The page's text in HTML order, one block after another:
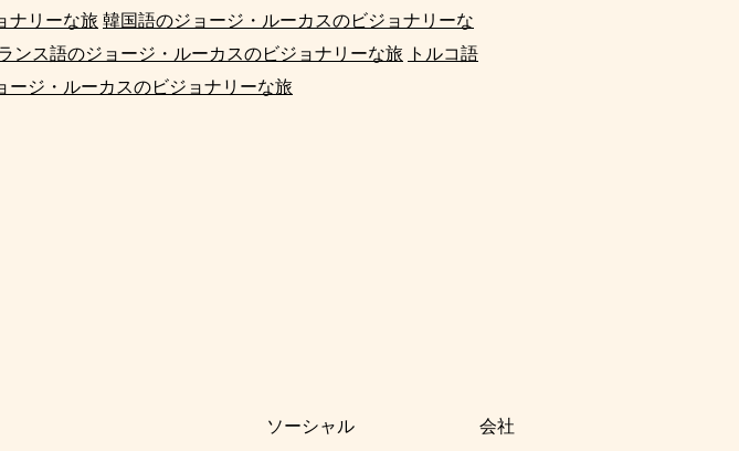
ナリーな旅 韓国語のジョージ・ルーカスのビジョナリーな
ンス語のジョージ・ルーカスのビジョナリーな旅 トルコ語
ージ・ルーカスのビジョナリーな旅
ソーシャル 会社